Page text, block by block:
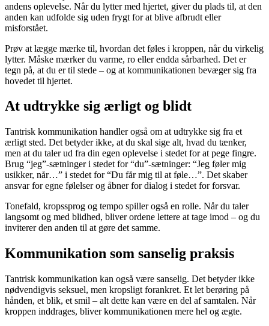
andens oplevelse. Når du lytter med hjertet, giver du plads til, at den
anden kan udfolde sig uden frygt for at blive afbrudt eller
misforstået.
Prøv at lægge mærke til, hvordan det føles i kroppen, når du virkelig
lytter. Måske mærker du varme, ro eller endda sårbarhed. Det er
tegn på, at du er til stede – og at kommunikationen bevæger sig fra
hovedet til hjertet.
At udtrykke sig ærligt og blidt
Tantrisk kommunikation handler også om at udtrykke sig fra et
ærligt sted. Det betyder ikke, at du skal sige alt, hvad du tænker,
men at du taler ud fra din egen oplevelse i stedet for at pege fingre.
Brug “jeg”-sætninger i stedet for “du”-sætninger: “Jeg føler mig
usikker, når…” i stedet for “Du får mig til at føle…”. Det skaber
ansvar for egne følelser og åbner for dialog i stedet for forsvar.
Tonefald, kropssprog og tempo spiller også en rolle. Når du taler
langsomt og med blidhed, bliver ordene lettere at tage imod – og du
inviterer den anden til at gøre det samme.
Kommunikation som sanselig praksis
Tantrisk kommunikation kan også være sanselig. Det betyder ikke
nødvendigvis seksuel, men kropsligt forankret. Et let berøring på
hånden, et blik, et smil – alt dette kan være en del af samtalen. Når
kroppen inddrages, bliver kommunikationen mere hel og ægte.